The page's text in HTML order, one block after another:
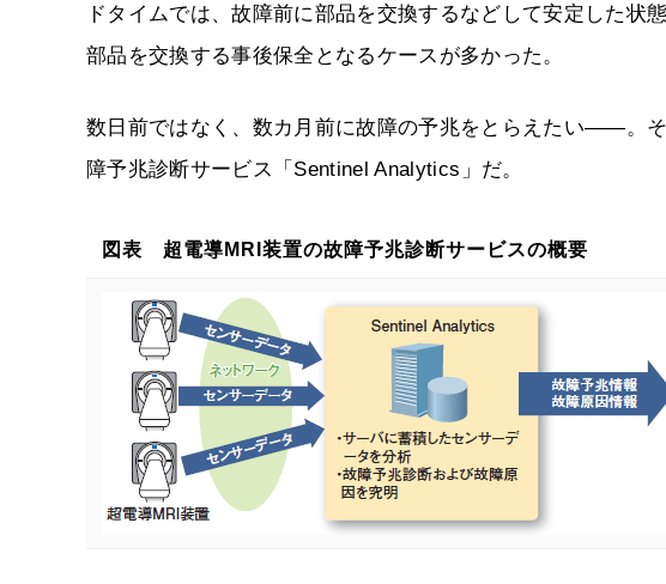
ドタイムでは、故障前に部品を交換するなどして安定した状
部品を交換する事後保全となるケースが多かった。
数日前ではなく、数カ月前に故障の予兆をとらえたい――。
障予兆診断サービス「Sentinel Analytics」だ。
図表 超電導MRI装置の故障予兆診断サービスの概要